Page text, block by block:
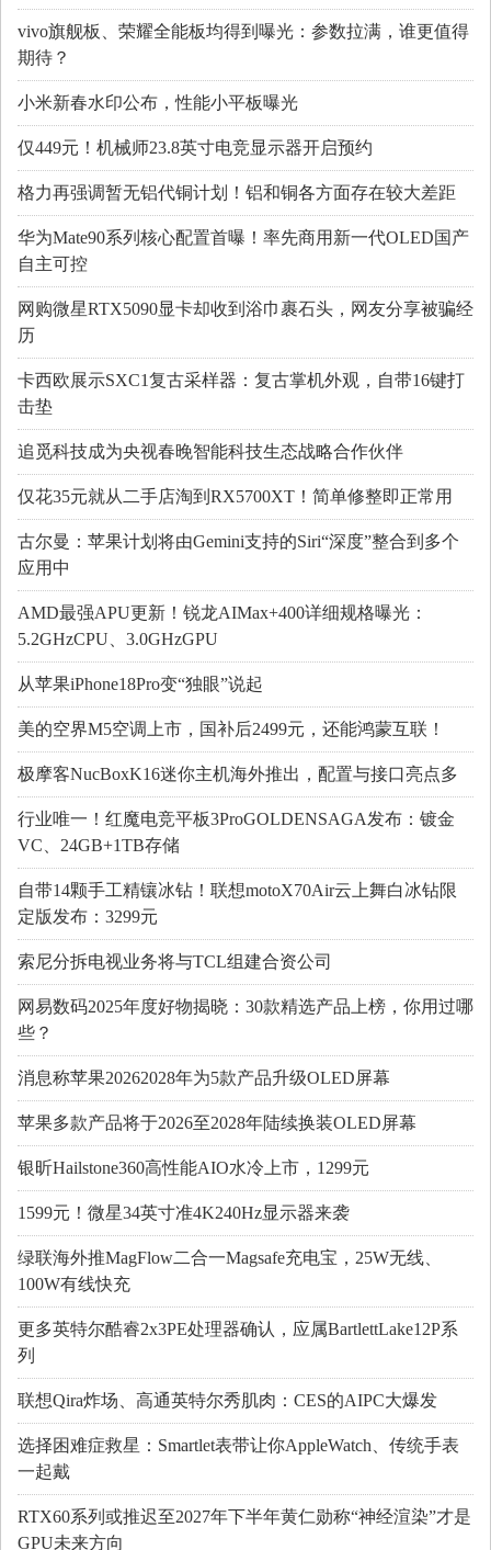
vivo旗舰板、荣耀全能板均得到曝光：参数拉满，谁更值得
期待？
小米新春水印公布，性能小平板曝光
仅449元！机械师23.8英寸电竞显示器开启预约
格力再强调暂无铝代铜计划！铝和铜各方面存在较大差距
华为Mate90系列核心配置首曝！率先商用新一代OLED国产
自主可控
网购微星RTX5090显卡却收到浴巾裹石头，网友分享被骗经
历
卡西欧展示SXC1复古采样器：复古掌机外观，自带16键打
击垫
追觅科技成为央视春晚智能科技生态战略合作伙伴
仅花35元就从二手店淘到RX5700XT！简单修整即正常用
古尔曼：苹果计划将由Gemini支持的Siri“深度”整合到多个
应用中
AMD最强APU更新！锐龙AIMax+400详细规格曝光：
5.2GHzCPU、3.0GHzGPU
从苹果iPhone18Pro变“独眼”说起
美的空界M5空调上市，国补后2499元，还能鸿蒙互联！
极摩客NucBoxK16迷你主机海外推出，配置与接口亮点多
行业唯一！红魔电竞平板3ProGOLDENSAGA发布：镀金
VC、24GB+1TB存储
自带14颗手工精镶冰钻！联想motoX70Air云上舞白冰钻限
定版发布：3299元
索尼分拆电视业务将与TCL组建合资公司
网易数码2025年度好物揭晓：30款精选产品上榜，你用过哪
些？
消息称苹果20262028年为5款产品升级OLED屏幕
苹果多款产品将于2026至2028年陆续换装OLED屏幕
银昕Hailstone360高性能AIO水冷上市，1299元
1599元！微星34英寸准4K240Hz显示器来袭
绿联海外推MagFlow二合一Magsafe充电宝，25W无线、
100W有线快充
更多英特尔酷睿2x3PE处理器确认，应属BartlettLake12P系
列
联想Qira炸场、高通英特尔秀肌肉：CES的AIPC大爆发
选择困难症救星：Smartlet表带让你AppleWatch、传统手表
一起戴
RTX60系列或推迟至2027年下半年黄仁勋称“神经渲染”才是
GPU未来方向